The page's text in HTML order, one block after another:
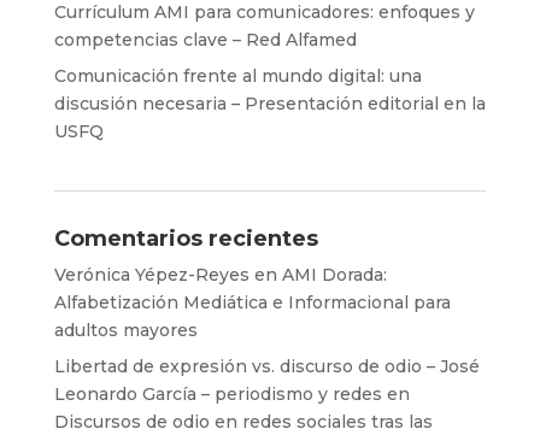
Currículum AMI para comunicadores: enfoques y
competencias clave – Red Alfamed
Comunicación frente al mundo digital: una
discusión necesaria – Presentación editorial en la
USFQ
Comentarios recientes
Verónica Yépez-Reyes en AMI Dorada:
Alfabetización Mediática e Informacional para
adultos mayores
Libertad de expresión vs. discurso de odio – José
Leonardo García – periodismo y redes en
Discursos de odio en redes sociales tras las